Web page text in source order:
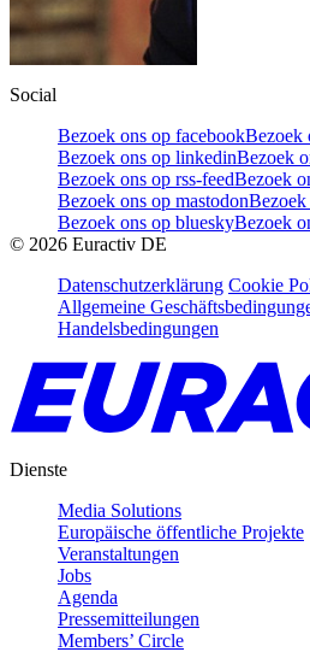
Social
Bezoek ons op facebookBezoek
Bezoek ons op linkedinBezoek
Bezoek ons op rss-feedBezoek
Bezoek ons op mastodonBezoek
Bezoek ons op blueskyBezoek
© 2026 Euractiv DE
Datenschutzerklärung Cookie
Allgemeine
Handelsbedingungen
Dienste
Media Solutions
Europäische öffentliche Projekte
Veranstaltungen
Jobs
Agenda
Pressemitteilungen
Members’ Circle